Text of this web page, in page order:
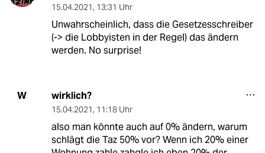
15.04.2021, 13:31 Uhr
Unwahrscheinlich, dass die Gesetzesschreiber
(-> die Lobbyisten in der Regel) das ändern
werden. No surprise!
W wirklich?
15.04.2021, 11:18 Uhr
also man könnte auch auf 0% ändern, warum
schlägt die Taz 50% vor? Wenn ich 20% einer